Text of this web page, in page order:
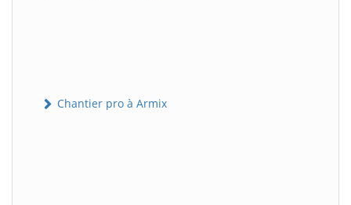
Chantier pro à Armix